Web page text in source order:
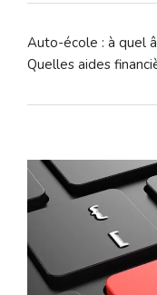
Auto-école : à quel
Quelles aides